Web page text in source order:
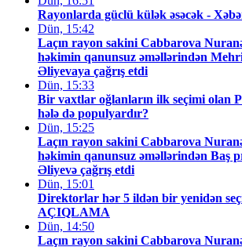
Rayonlarda güclü külək əsəcək -
Dün, 15:42
Laçın rayon sakini Cabbarova
həkimin qanunsuz əməllərindən
Əliyevaya çağrış etdi
Dün, 15:33
Bir vaxtlar oğlanların ilk seçimi olan
hələ də populyardır?
Dün, 15:25
Laçın rayon sakini Cabbarova
həkimin qanunsuz əməllərindən Baş
Əliyevə çağrış etdi
Dün, 15:01
Direktorlar hər 5 ildən bir yenidən
AÇIQLAMA
Dün, 14:50
Laçın rayon sakini Cabbarova